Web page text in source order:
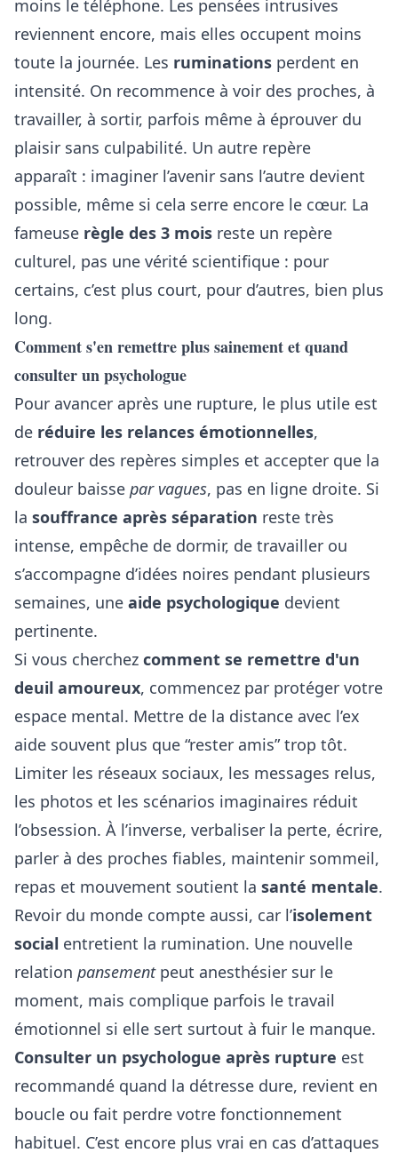
moins le téléphone. Les pensées intrusives
reviennent encore, mais elles occupent moins
toute la journée. Les ruminations perdent en
intensité. On recommence à voir des proches, à
travailler, à sortir, parfois même à éprouver du
plaisir sans culpabilité. Un autre repère
apparaît : imaginer l’avenir sans l’autre devient
possible, même si cela serre encore le cœur. La
fameuse règle des 3 mois reste un repère
culturel, pas une vérité scientifique : pour
certains, c’est plus court, pour d’autres, bien plus
long.
Comment s'en remettre plus sainement et quand
consulter un psychologue
Pour avancer après une rupture, le plus utile est
de réduire les relances émotionnelles,
retrouver des repères simples et accepter que la
douleur baisse par vagues, pas en ligne droite. Si
la souffrance après séparation reste très
intense, empêche de dormir, de travailler ou
s’accompagne d’idées noires pendant plusieurs
semaines, une aide psychologique devient
pertinente.
Si vous cherchez comment se remettre d'un
deuil amoureux, commencez par protéger votre
espace mental. Mettre de la distance avec l’ex
aide souvent plus que “rester amis” trop tôt.
Limiter les réseaux sociaux, les messages relus,
les photos et les scénarios imaginaires réduit
l’obsession. À l’inverse, verbaliser la perte, écrire,
parler à des proches fiables, maintenir sommeil,
repas et mouvement soutient la santé mentale.
Revoir du monde compte aussi, car l’isolement
social entretient la rumination. Une nouvelle
relation pansementpeut anesthésier sur le
moment, mais complique parfois le travail
émotionnel si elle sert surtout à fuir le manque.
Consulter un psychologue après rupture est
recommandé quand la détresse dure, revient en
boucle ou fait perdre votre fonctionnement
habituel. C’est encore plus vrai en cas d’attaques